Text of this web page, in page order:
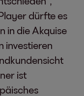
dürfte es
in die Akquise
investieren
ist